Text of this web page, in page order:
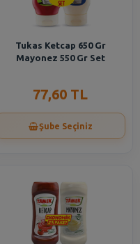
Tukas Ketcap 650 Gr
Mayonez 550 Gr Set
77,60 TL
Şube Seçiniz